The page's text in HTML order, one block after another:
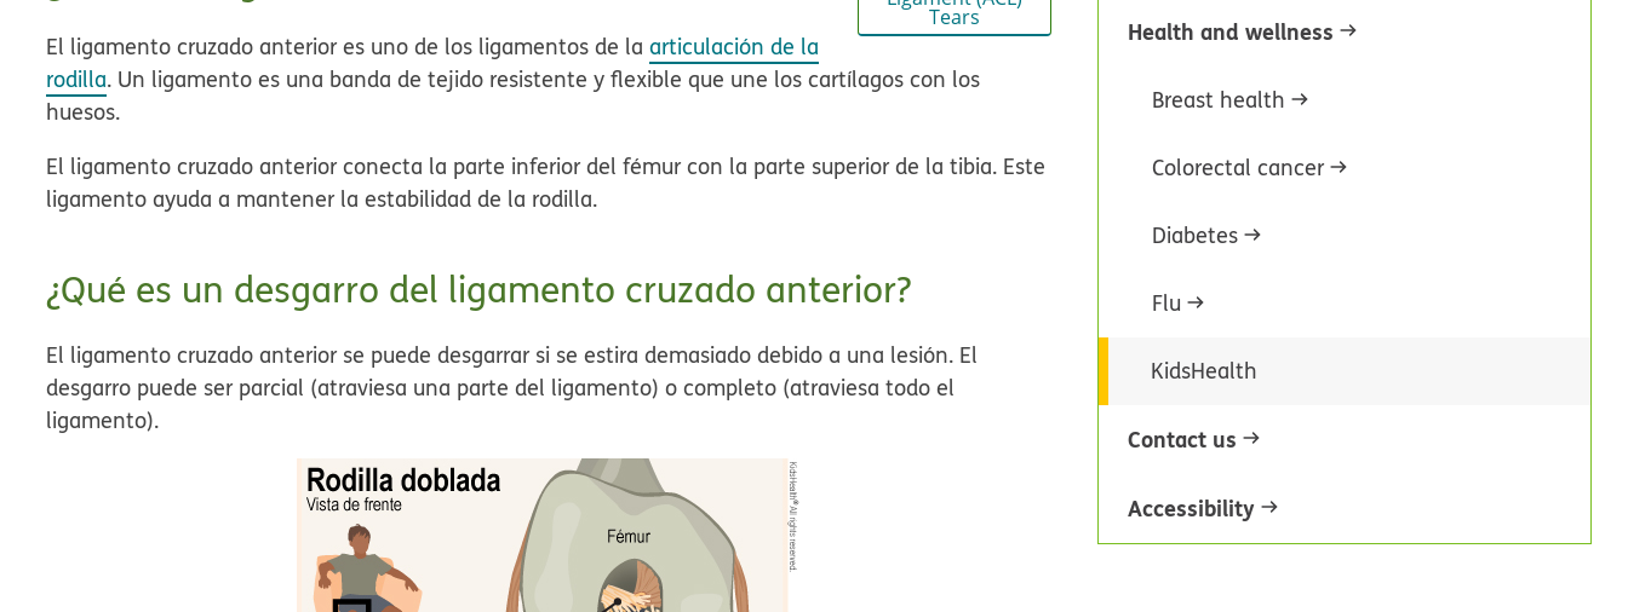
Tears
El ligamento cruzado anterior es uno de los ligamentos de laarticulación de la
rodilla. Un ligamento es una banda de tejido resistente y flexible que une los cartílagos con los
huesos.
El ligamento cruzado anterior conecta la parte inferior del fémur con la parte superior de la tibia. Este
ligamento ayuda a mantener la estabilidad de la rodilla.
¿Qué es un desgarro del ligamento cruzado anterior?
El ligamento cruzado anterior se puede desgarrar si se estira demasiado debido a una lesión. El
desgarro puede ser parcial (atraviesa una parte del ligamento) o completo (atraviesa todo el
ligamento).
Health and wellness
Breast health
Colorectal cancer
Diabetes
Flu
KidsHealth
Contact us
Accessibility